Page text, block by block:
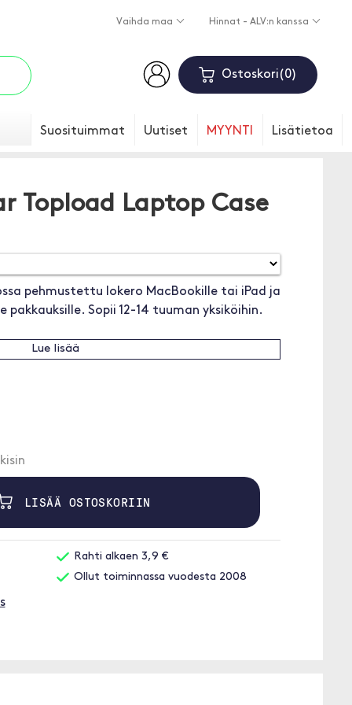
Vaihda maa Hinnat - ALV:n kanssa
Ostoskori 0
Suosituimmat Uutiset MYYNTI Lisätietoa
Topload Laptop Case
pehmustettu lokero MacBookille tai iPad ja
pakkauksille. Sopii 12-14 tuuman yksiköihin.
Lue lisää
LISÄÄ OSTOSKORIIN
Rahti alkaen 3,9 €
Ollut toiminnassa vuodesta 2008